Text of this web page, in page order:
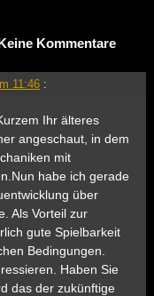
Kommentare
11:46 :
Ihr älteres
angeschaut, in dem
mit
habe ich gerade
über
Als Vorteil zur
gute Spielbarkeit
Bedingungen.
Haben Sie
das der zukünftige